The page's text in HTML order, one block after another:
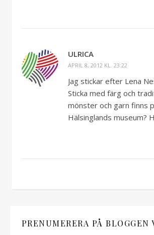
ULRICA
APRIL 8, 2012 KL. 23:22
Jag stickar efter Lena
Sticka med färg och
mönster och garn finns
Hälsinglands museum?
PRENUMERERA PÅ BLOGGEN